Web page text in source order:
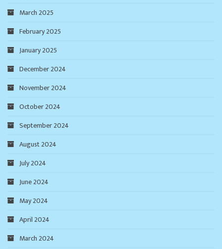
March 2025
February 2025
January 2025
December 2024
November 2024
October 2024
September 2024
August 2024
July 2024
June 2024
May 2024
April 2024
March 2024